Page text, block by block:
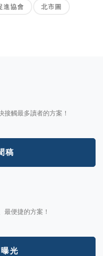
進協會 北市圖
觸最多讀者的方案！
稿
便捷的方案！
光